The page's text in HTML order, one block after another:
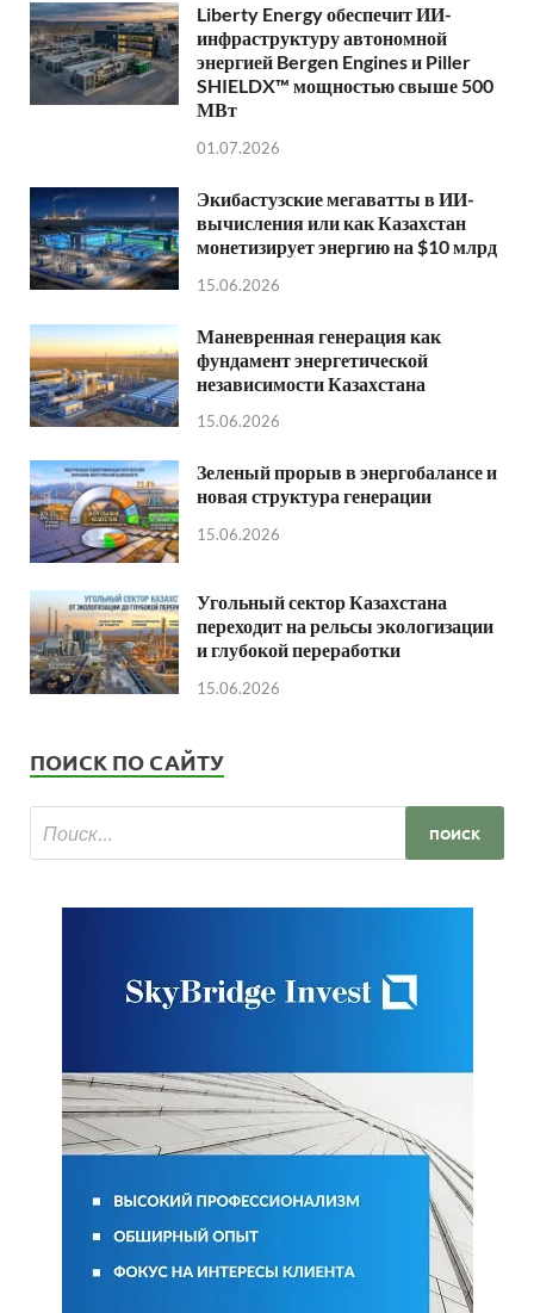
Liberty Energy обеспечит ИИ-
инфраструктуру автономной
энергией Bergen Engines и Piller
SHIELDX™ мощностью свыше 500
МВт
01.07.2026
Экибастузские мегаватты в ИИ-
вычисления или как Казахстан
монетизирует энергию на $10 млрд
15.06.2026
Маневренная генерация как
фундамент энергетической
независимости Казахстана
15.06.2026
Зеленый прорыв в энергобалансе и
новая структура генерации
15.06.2026
Угольный сектор Казахстана
переходит на рельсы экологизации
и глубокой переработки
15.06.2026
ПОИСК ПО САЙТУ